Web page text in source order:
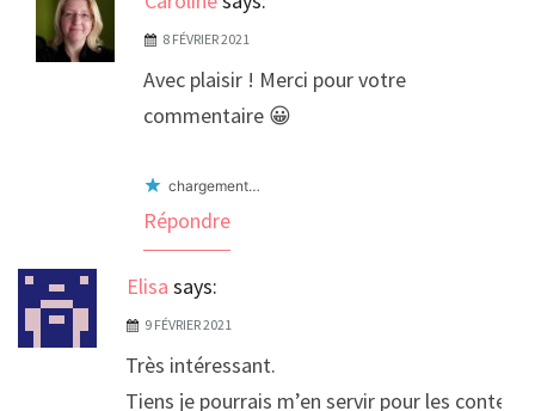
8 FÉVRIER 2021
Avec plaisir ! Merci pour votre
commentaire 😀
chargement…
Répondre
Elisa says:
9 FÉVRIER 2021
Très intéressant.
Tiens je pourrais m’en servir pour les contes